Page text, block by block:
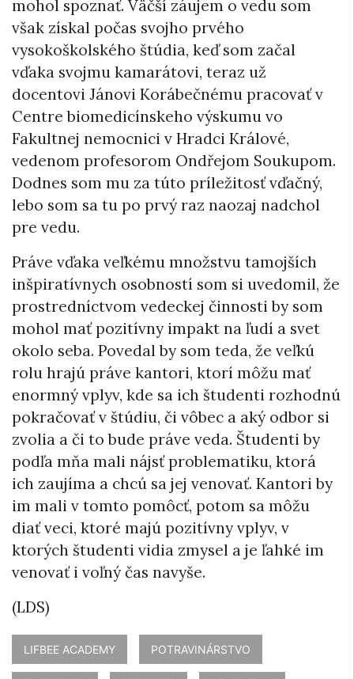
mohol spoznať. Väčší záujem o vedu som
však získal počas svojho prvého
vysokoškolského štúdia, keď som začal
vďaka svojmu kamarátovi, teraz už
docentovi Jánovi Korábečnému pracovať v
Centre biomedicínskeho výskumu vo
Fakultnej nemocnici v Hradci Králové,
vedenom profesorom Ondřejom Soukupom.
Dodnes som mu za túto príležitosť vďačný,
lebo som sa tu po prvý raz naozaj nadchol
pre vedu.
Práve vďaka veľkému množstvu tamojších
inšpiratívnych osobností som si uvedomil, že
prostredníctvom vedeckej činnosti by som
mohol mať pozitívny impakt na ľudí a svet
okolo seba. Povedal by som teda, že veľkú
rolu hrajú práve kantori, ktorí môžu mať
enormný vplyv, kde sa ich študenti rozhodnú
pokračovať v štúdiu, či vôbec a aký odbor si
zvolia a či to bude práve veda. Študenti by
podľa mňa mali nájsť problematiku, ktorá
ich zaujíma a chcú sa jej venovať. Kantori by
im mali v tomto pomôcť, potom sa môžu
diať veci, ktoré majú pozitívny vplyv, v
ktorých študenti vidia zmysel a je ľahké im
venovať i voľný čas navyše.
(LDS)
LIFBEE ACADEMY POTRAVINÁRSTVO